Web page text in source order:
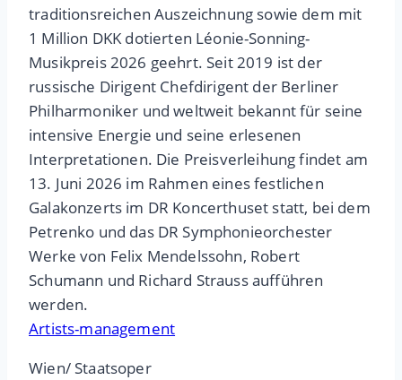
traditionsreichen Auszeichnung sowie dem mit
1 Million DKK dotierten Léonie-Sonning-
Musikpreis 2026 geehrt. Seit 2019 ist der
russische Dirigent Chefdirigent der Berliner
Philharmoniker und weltweit bekannt für seine
intensive Energie und seine erlesenen
Interpretationen. Die Preisverleihung findet am
13. Juni 2026 im Rahmen eines festlichen
Galakonzerts im DR Koncerthuset statt, bei dem
Petrenko und das DR Symphonieorchester
Werke von Felix Mendelssohn, Robert
Schumann und Richard Strauss aufführen
werden.
Artists-management
Wien/ Staatsoper